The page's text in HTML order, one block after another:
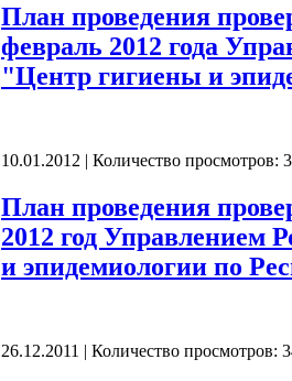
План проведения
февраль 2012 года
"Центр гигиены и
10.01.2012 | Количество просмотров:
План проведения
2012 год Управлением
и эпидемиологии по
26.12.2011 | Количество просмотров: